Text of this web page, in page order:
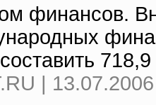
финансов.
|